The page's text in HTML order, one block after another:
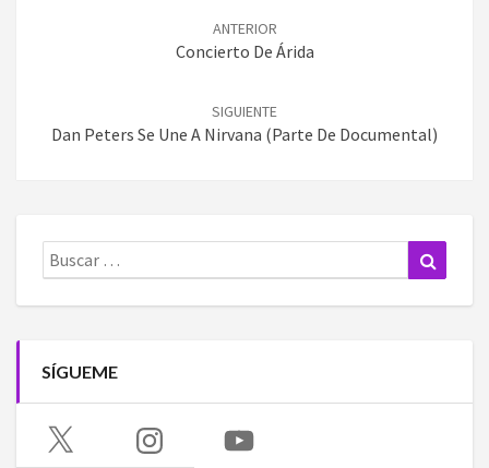
ANTERIOR
Concierto De Árida
SIGUIENTE
Dan Peters Se Une A Nirvana (parte De Documental)
Buscar:
SÍGUEME
X Instagram YouTube